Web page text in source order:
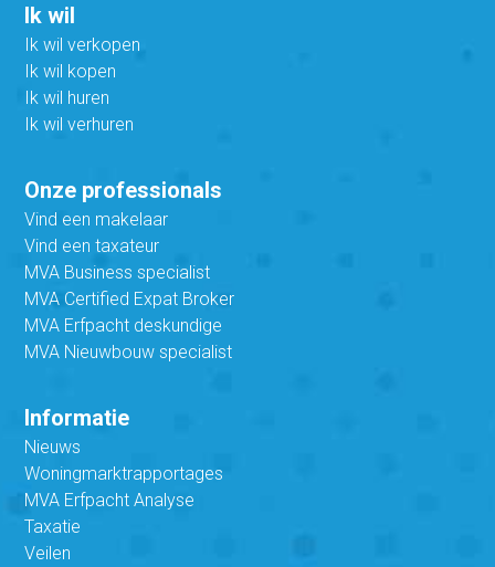
Ik wil
Ik wil verkopen
Ik wil kopen
Ik wil huren
Ik wil verhuren
Onze professionals
Vind een makelaar
Vind een taxateur
MVA Business specialist
MVA Certified Expat Broker
MVA Erfpacht deskundige
MVA Nieuwbouw specialist
Informatie
Nieuws
Woningmarktrapportages
MVA Erfpacht Analyse
Taxatie
Veilen